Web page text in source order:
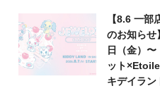
【8.6 一部
のお知らせ
日（金）
ット
キデイラン